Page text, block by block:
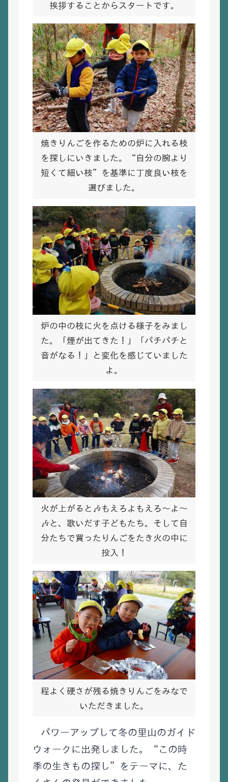
挨拶することからスタートです。
焼きりんごを作るための炉に入れる枝
を探しにいきました。“自分の腕より
短くて細い枝”を基準に丁度良い枝を
選びました。
炉の中の枝に火を点ける様子をみまし
た。「煙が出てきた！」「パチパチと
音がなる！」と変化を感じていました
よ。
火が上がると🎶もえろよもえろ～よ～
🎶と、歌いだす子どもたち。そして自
分たちで買ったりんごをたき火の中に
投入！
程よく硬さが残る焼きりんごをみなで
いただきました。
パワーアップして冬の里山のガイド
ウォークに出発しました。“この時
季の生きもの探し”をテーマに、た